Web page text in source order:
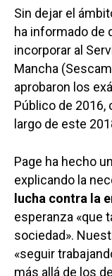
Sin dejar el
ha informado de
incorporar al
Mancha
aprobaron los
Público de 2016,
largo de este
Page ha hecho
explicando la
lucha contra la
esperanza «que
sociedad».
«seguir
más allá de los